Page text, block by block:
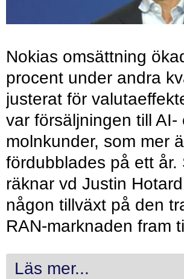
Nokias omsättning
procent under andra
justerat för
var försäljningen till AI-
molnkunder, som mer
fördubblades på ett år.
räknar vd Justin
någon tillväxt på den
RAN-marknaden fram
Läs mer...